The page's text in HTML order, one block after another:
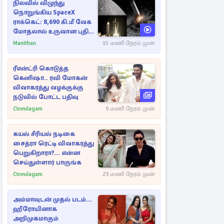
நிலவில் விழுந்து
நொறுங்கிய SpaceX
ராக்கெட்: 8,690 கி.மீ வேக
மோதலால் உருவான புதிய
பள்ளம்!
Manithan 15 மணி நேரம் முன்
ரீஎன்ட்ரி கொடுத்த
கெனிஷா.. ரவி மோகன்
விவாகரத்து வழக்குக்கு
நடுவில் போட்ட பதிவு
Cineulagam 9 மணி நேரம் முன்
கயல் சீரியல் நடிகை
சைத்ரா ரெட்டி விவாகரத்து
பெறுகிறாரா?... என்ன
செய்துள்ளார் பாருங்க
Cineulagam 23 மணி நேரம் முன்
அம்மாவுடன் முதல் படம்...
ஹீரோயினாக
அறிமுகமாகும்